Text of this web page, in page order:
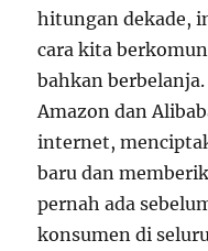
hitungan dekade,
cara kita
bahkan
Amazon dan
internet,
baru dan
pernah ada
konsumen di